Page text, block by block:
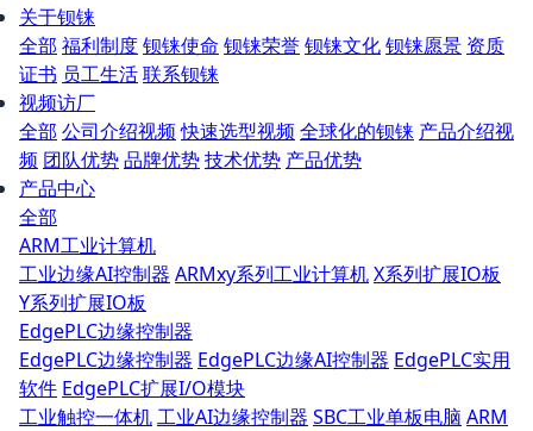
关于钡铼
全部 福利制度钡铼使命 钡铼荣誉钡铼文化钡铼愿景 资质
证书 员工生活联系钡铼
视频访厂
全部 公司介绍视频 快速选型视频 全球化的钡铼 产品介绍视
频 团队优势品牌优势技术优势 产品优势
产品中心
全部
ARM工业计算机
工业边缘AI控制器 ARMxy系列工业计算机X系列扩展IO板
Y系列扩展IO板
EdgePLC边缘控制器
EdgePLC边缘控制器 EdgePLC边缘AI控制器 EdgePLC实用
软件 EdgePLC扩展I/O模块
工业触控一体机工业AI边缘控制器 SBC工业单板电脑 ARM